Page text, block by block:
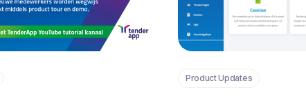
Product Updates